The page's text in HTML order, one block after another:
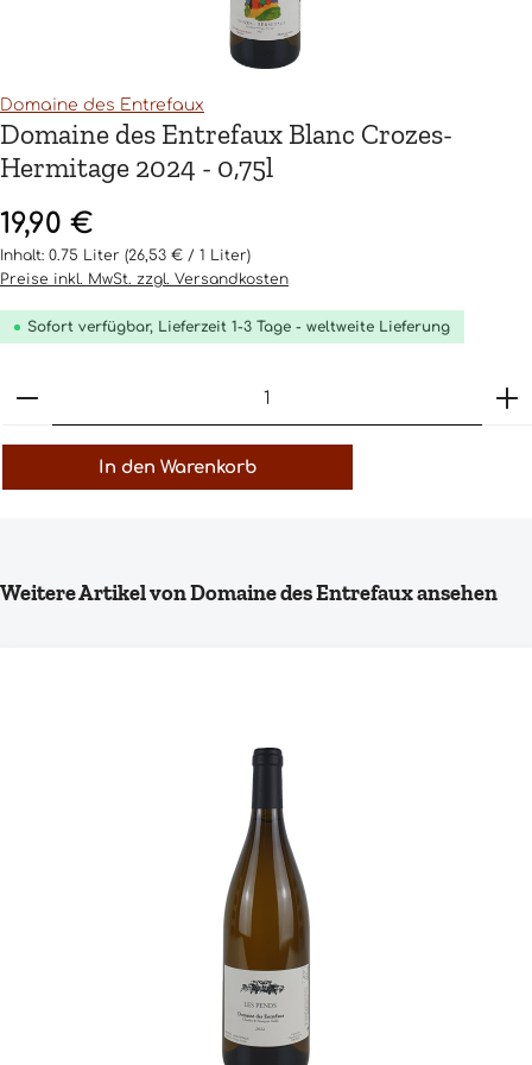
Domaine des Entrefaux
Domaine des Entrefaux Blanc Crozes-
Hermitage 2024 - 0,75l
Regulärer Preis:
19,90 €
Inhalt: 0.75 Liter (26,53 € / 1 Liter)
Preise inkl. MwSt. zzgl. Versandkosten
Sofort verfügbar, Lieferzeit 1-3 Tage - weltweite Lieferung
Produkt Anzahl: Gib den gewünschten Wert
In den Warenkorb
Produktgalerie überspringen
Weitere Artikel von Domaine des Entrefaux ansehen